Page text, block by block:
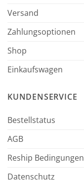
Versand
Zahlungsoptionen
Shop
Einkaufswagen
KUNDENSERVICE
Bestellstatus
AGB
Reship Bedingungen
Datenschutz